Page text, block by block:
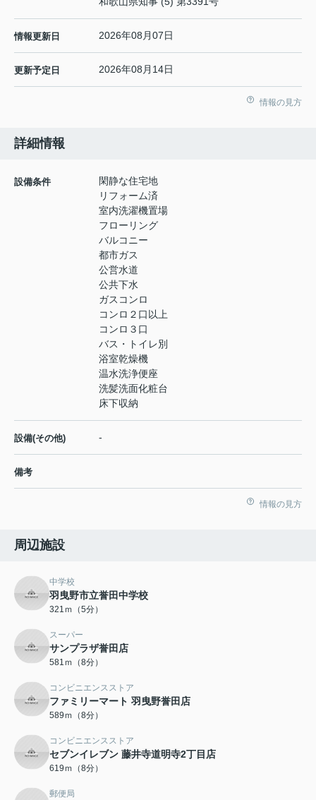
情報更新日 2026年08月07日
更新予定日 2026年08月14日
情報の見方
詳細情報
設備条件
閑静な住宅地
リフォーム済
室内洗濯機置場
フローリング
バルコニー
都市ガス
公営水道
公共下水
ガスコンロ
コンロ２口以上
コンロ３口
バス・トイレ別
浴室乾燥機
温水洗浄便座
洗髪洗面化粧台
床下収納
設備(その他) -
備考
情報の見方
周辺施設
中学校
羽曳野市立誉田中学校
321ｍ（5分）
スーパー
サンプラザ誉田店
581ｍ（8分）
コンビニエンスストア
ファミリーマート 羽曳野誉田店
589ｍ（8分）
コンビニエンスストア
セブンイレブン 藤井寺道明寺2丁目店
619ｍ（8分）
郵便局